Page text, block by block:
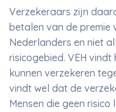
Verzekeraars zijn
betalen van de
Nederlanders en niet
risicogebied. VEH
kunnen verzekeren
vindt wel dat de
Mensen die geen